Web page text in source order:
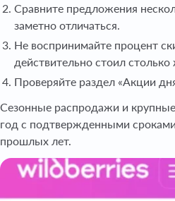
Сравните предложения
заметно отличаться.
Не воспринимайте процент
действительно стоил
Проверяйте раздел «Акции
Сезонные распродажи и
год с подтвержденными
прошлых лет.